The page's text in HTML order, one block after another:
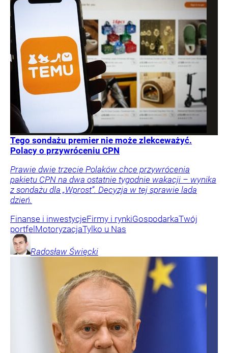
Tego sondażu premier nie może zlekceważyć.
Polacy o przywróceniu CPN
Prawie dwie trzecie Polaków chce przywrócenia
pakietu CPN na dwa ostatnie tygodnie wakacji – wynika
z sondażu dla „Wprost”. Decyzja w tej sprawie lada
dzień.
Finanse i inwestycjeFirmy i rynkiGospodarkaTwój
portfel MotoryzacjaTylko u Nas
Radosław Święcki